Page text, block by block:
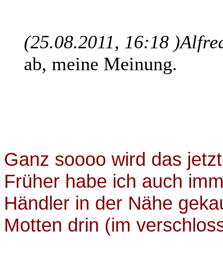
(25.08.2011, 16:18 )
ab, meine Meinung.
Ganz soooo wird das
Früher habe ich auch
Händler in der Nähe
Motten drin (im